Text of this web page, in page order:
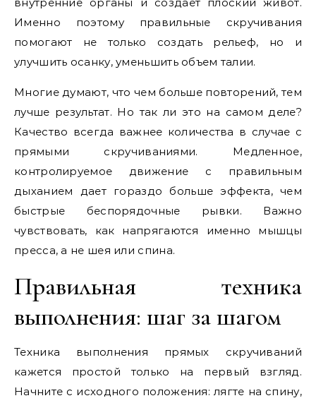
Именно поэтому правильные скручивания
помогают не только создать рельеф, но и
улучшить осанку, уменьшить объем талии.
Многие думают, что чем больше повторений, тем
лучше результат. Но так ли это на самом деле?
Качество всегда важнее количества в случае с
прямыми скручиваниями. Медленное,
контролируемое движение с правильным
дыханием дает гораздо больше эффекта, чем
быстрые беспорядочные рывки. Важно
чувствовать, как напрягаются именно мышцы
пресса, а не шея или спина.
Правильная техника
выполнения: шаг за шагом
Техника выполнения прямых скручиваний
кажется простой только на первый взгляд.
Начните с исходного положения: лягте на спину,